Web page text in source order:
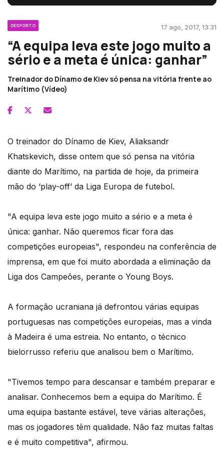
DESPORTO 17 ago, 2017, 13:31
“A equipa leva este jogo muito a
sério e a meta é única: ganhar”
Treinador do Dínamo de Kiev só pensa na vitória frente ao
Marítimo (Vídeo)
O treinador do Dínamo de Kiev, Aliaksandr
Khatskevich, disse ontem que só pensa na vitória
diante do Marítimo, na partida de hoje, da primeira
mão do ‘play-off’ da Liga Europa de futebol.
"A equipa leva este jogo muito a sério e a meta é
única: ganhar. Não queremos ficar fora das
competições europeias", respondeu na conferência de
imprensa, em que foi muito abordada a eliminação da
Liga dos Campeões, perante o Young Boys.
A formação ucraniana já defrontou várias equipas
portuguesas nas competições europeias, mas a vinda
à Madeira é uma estreia. No entanto, o técnico
bielorrusso referiu que analisou bem o Marítimo.
"Tivemos tempo para descansar e também preparar e
analisar. Conhecemos bem a equipa do Marítimo. É
uma equipa bastante estável, teve várias alterações,
mas os jogadores têm qualidade. Não faz muitas faltas
e é muito competitiva", afirmou.